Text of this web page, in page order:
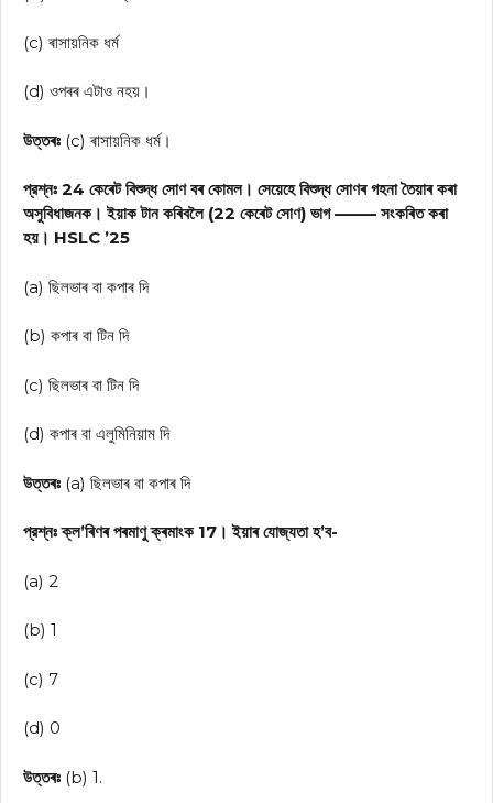
(c) ৰাসায়নিক ধর্ম
(d) ওপৰৰ এটাও নহয়।
উত্তৰঃ (c) ৰাসায়নিক ধর্ম।
প্রশ্নঃ 24 কেৰেট বিশুদ্ধ সোণ বৰ কোমল। সেয়েহে বিশুদ্ধ সোণৰ গহনা তৈয়াৰ কৰা
অসুবিধাজনক। ইয়াক টান কৰিবলৈ (22 কেৰেট সোণ) ভাগ ——– সংকৰিত কৰা
হয়। HSLC ’25
(a) ছিলভাৰ বা কপাৰ দি
(b) কপাৰ বা টিন দি
(c) ছিলভাৰ বা টিন দি
(d) কপাৰ বা এলুমিনিয়াম দি
উত্তৰঃ (a) ছিলভাৰ বা কপাৰ দি
প্রশ্নঃ ক্ল’ৰিণৰ পৰমাণু ক্ৰমাংক 17। ইয়াৰ যোজ্যতা হ’ব-
(a) 2
(b) 1
(c) 7
(d) 0
উত্তৰঃ (b) 1.